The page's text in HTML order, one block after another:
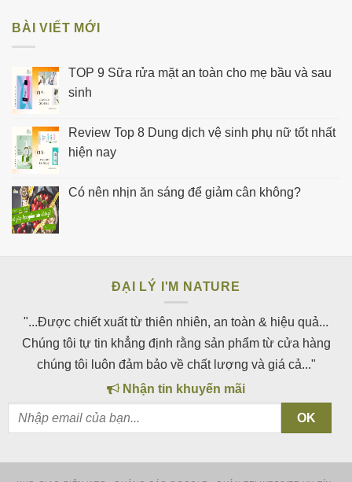
BÀI VIẾT MỚI
TOP 9 Sữa rửa mặt an toàn cho mẹ bầu và sau
sinh
Review Top 8 Dung dịch vệ sinh phụ nữ tốt nhất
hiện nay
Có nên nhịn ăn sáng để giảm cân không?
ĐẠI LÝ I'M NATURE
"...Được chiết xuất từ thiên nhiên, an toàn & hiệu quả...
Chúng tôi tự tin khẳng định rằng sản phẩm từ cửa hàng
chúng tôi luôn đảm bảo về chất lượng và giá cả..."
Nhận tin khuyến mãi